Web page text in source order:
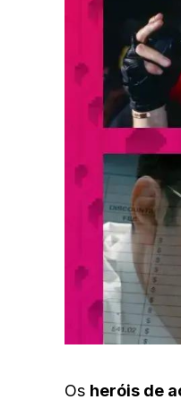
Os heróis de